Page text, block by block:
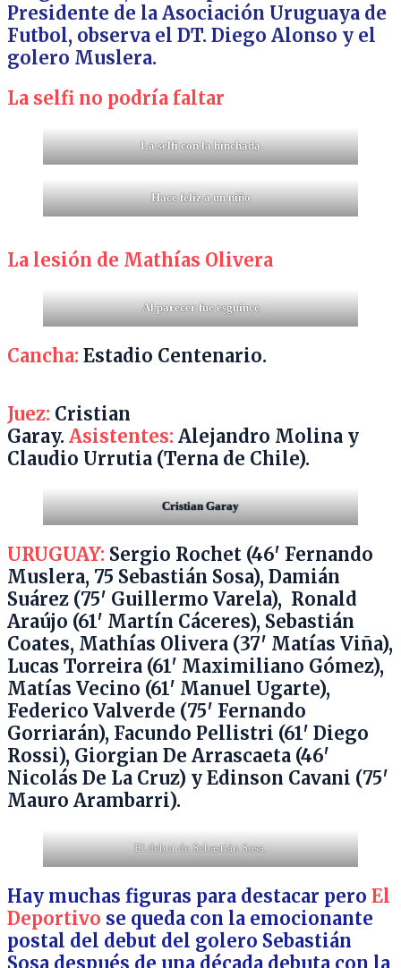
Presidente de la Asociación Uruguaya de
Futbol, observa el DT. Diego Alonso y el
golero Muslera.
La selfi no podría faltar
La selfi con la hinchada
Hace feliz a un niño
La lesión de Mathías Olivera
Al parecer fue esguince
Cancha: Estadio Centenario.
Juez: Cristian
Garay. Asistentes: Alejandro Molina y
Claudio Urrutia (Terna de Chile).
Cristian Garay
URUGUAY: Sergio Rochet (46′ Fernando
Muslera, 75 Sebastián Sosa), Damián
Suárez (75′ Guillermo Varela), Ronald
Araújo (61′ Martín Cáceres), Sebastián
Coates, Mathías Olivera (37′ Matías Viña),
Lucas Torreira (61′ Maximiliano Gómez),
Matías Vecino (61′ Manuel Ugarte),
Federico Valverde (75′ Fernando
Gorriarán), Facundo Pellistri (61′ Diego
Rossi), Giorgian De Arrascaeta (46′
Nicolás De La Cruz) y Edinson Cavani (75′
Mauro Arambarri).
El debut de Sebastián Sosa.
Hay muchas figuras para destacar pero El
Deportivo se queda con la emocionante
postal del debut del golero Sebastián
Sosa después de una década debuta con la